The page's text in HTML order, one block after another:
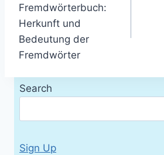
Fremdwörterbuch:
Herkunft und
Bedeutung der
Fremdwörter
Search
Sign Up